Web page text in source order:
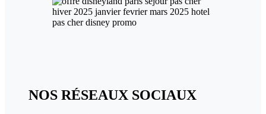
NOS RÉSEAUX SOCIAUX